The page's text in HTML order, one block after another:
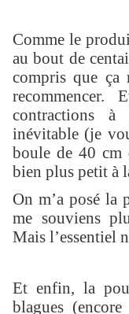
Comme le
au bout de
compris que
contractions
inévitable (je
boule de 40 cm
bien plus petit à
On m’a posé
me souviens
Mais l’essentiel
Et enfin, la
blagues